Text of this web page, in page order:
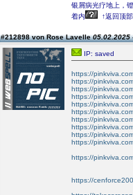
银屑病光疗地上，
着内
↑返回顶
#212898 von Rose Lavelle05.02.2025
IP: saved
https://
https://
https://
https://
https://
https://
https://
https://
https://
https://
https://
https://